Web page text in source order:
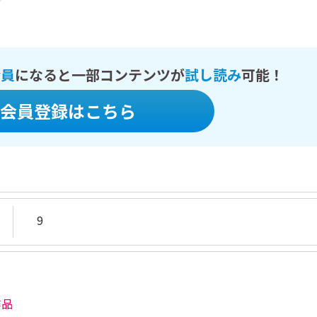
になると一部コンテンツが試し読み可能！
員登録はこちら
9